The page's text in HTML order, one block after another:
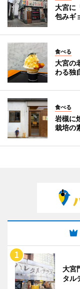
大宮に
包みギ
食べる
大宮の
わる独
食べる
岩槻に
栽培の
大宮
タル